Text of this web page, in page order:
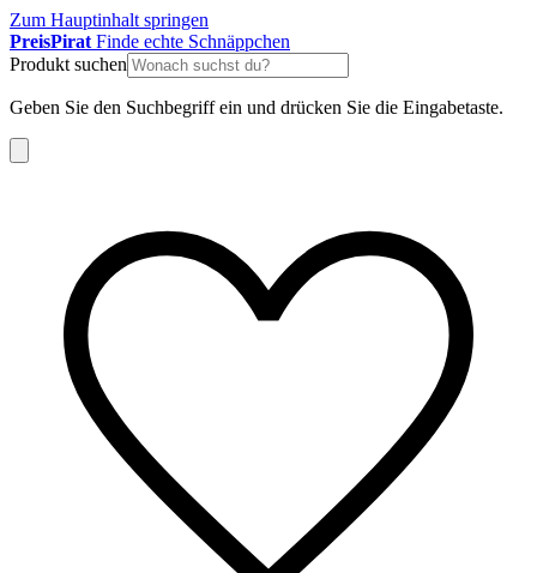
Zum Hauptinhalt springen
PreisPirat Finde echte Schnäppchen
Produkt suchen
Geben Sie den Suchbegriff ein und drücken Sie die Eingabetaste.